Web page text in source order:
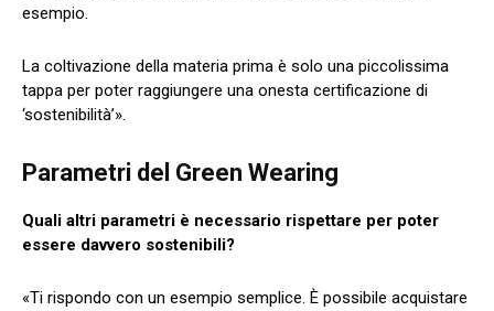
esempio.
La coltivazione della materia prima è solo una piccolissima
tappa per poter raggiungere una onesta certificazione di
‘sostenibilità’».
Parametri del Green Wearing
Quali altri parametri è necessario rispettare per poter
essere davvero sostenibili?
«Ti rispondo con un esempio semplice. È possibile acquistare